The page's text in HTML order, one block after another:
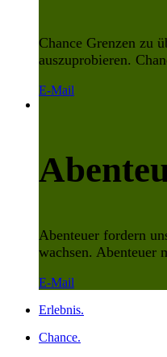
Chance Grenzen zu
auszuprobieren.
E-Mail
Abenteuer fordern
wachsen. Abenteuer
E-Mail
Erlebnis.
Chance.